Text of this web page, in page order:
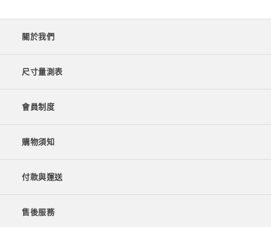
關於我們
尺寸量測表
會員制度
購物須知
付款與運送
售後服務